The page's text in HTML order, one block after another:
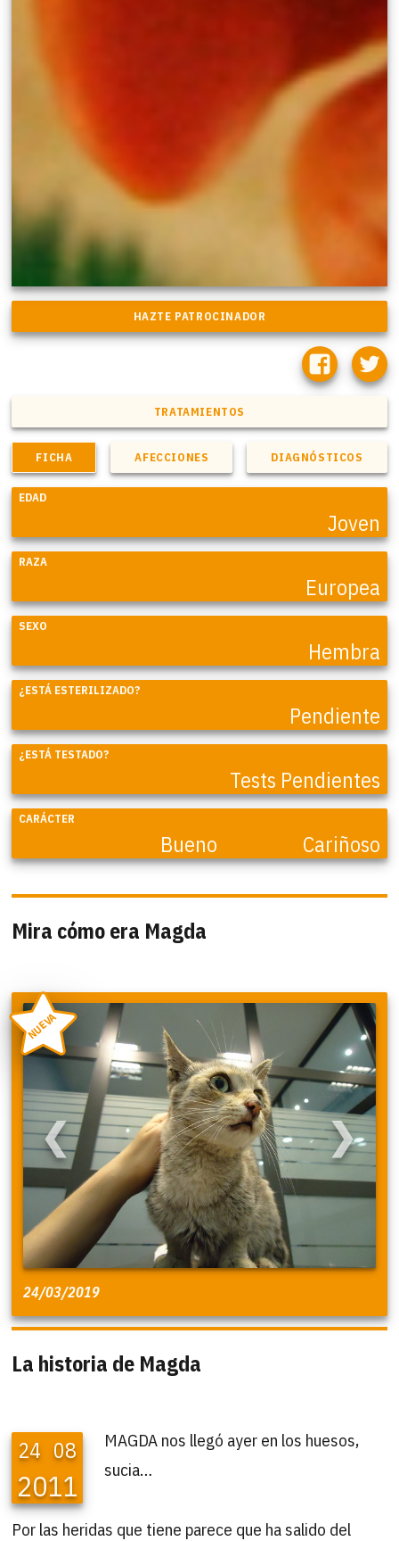
FICHA AFECCIONES DIAGNÓSTICOS
TRATAMIENTOS
EDAD
Joven
RAZA
Europea
SEXO
Hembra
¿ESTÁ ESTERILIZADO?
Pendiente
¿ESTÁ TESTADO?
Tests Pendientes
CARÁCTER
Bueno Cariñoso
Mira cómo era Magda
❮ ❯
NUEVA
24/03/2019
La historia de Magda
24 08
2011
MAGDA nos llegó ayer en los huesos,
sucia…
Por las heridas que tiene parece que ha salido del